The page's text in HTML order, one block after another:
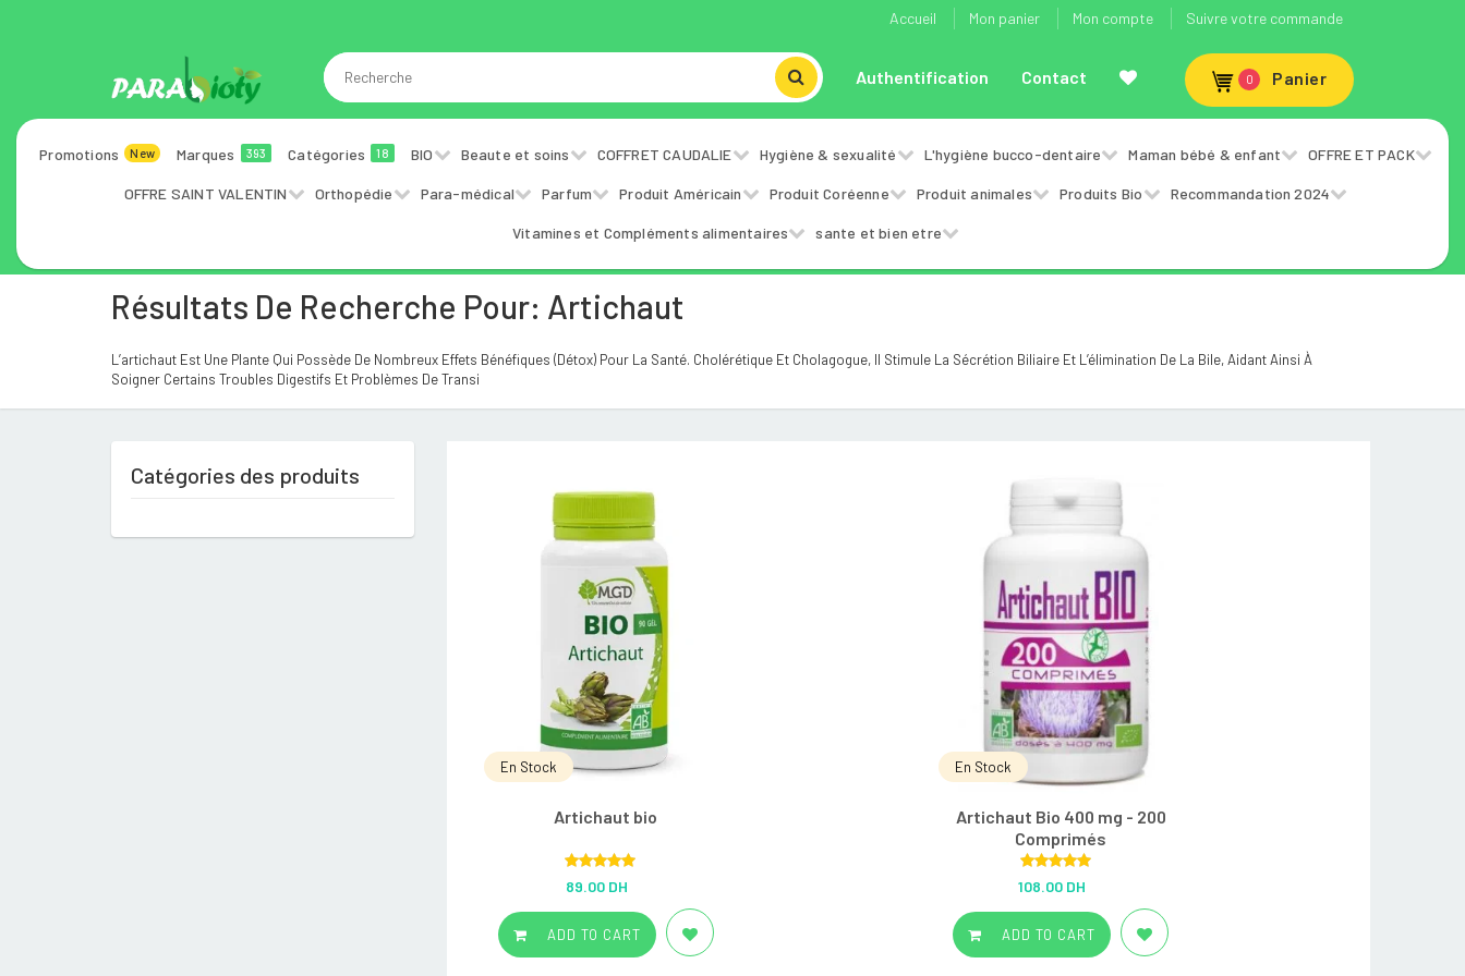
Accueil Mon panier Mon compte Suivre votre commande
Authentification Contact 0 Panier
Promotions New Marques 393 Catégories 18 BIO Beaute et soins COFFRET CAUDALIE Hygiène & sexualité L'hygiène bucco-dentaire Maman bébé & enfant OFFRE ET PACK
OFFRE SAINT VALENTIN Orthopédie Para-médical Parfum Produit Américain Produit Coréenne Produit animales Produits Bio Recommandation 2024
Vitamines et Compléments alimentaires sante et bien etre
Résultats De Recherche Pour: Artichaut
L’artichaut Est Une Plante Qui Possède De Nombreux Effets Bénéfiques (détox) Pour La Santé. Cholérétique Et Cholagogue, Il Stimule La Sécrétion Biliaire Et L’élimination De La Bile, Aidant Ainsi À
Soigner Certains Troubles Digestifs Et Problèmes De Transi
En Stock
Artichaut bio
Rated5.00
out of 5
89.00 DH
ADD TO CART
En Stock
Artichaut Bio 400 mg - 200
Comprimés
Rated5.00
out of 5
108.00 DH
ADD TO CART
Catégories des produits